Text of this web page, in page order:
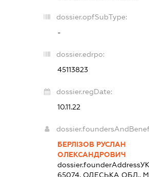
dossier.opfSubType:
-
dossier.edrpo:
45113823
dossier.regDate:
10.11.22
БЕРЛІЗОВ РУСЛАН
ОЛЕКСАНДРОВИЧ
dossier.founderAddress
65074, ОДЕСЬКА ОБЛ.,